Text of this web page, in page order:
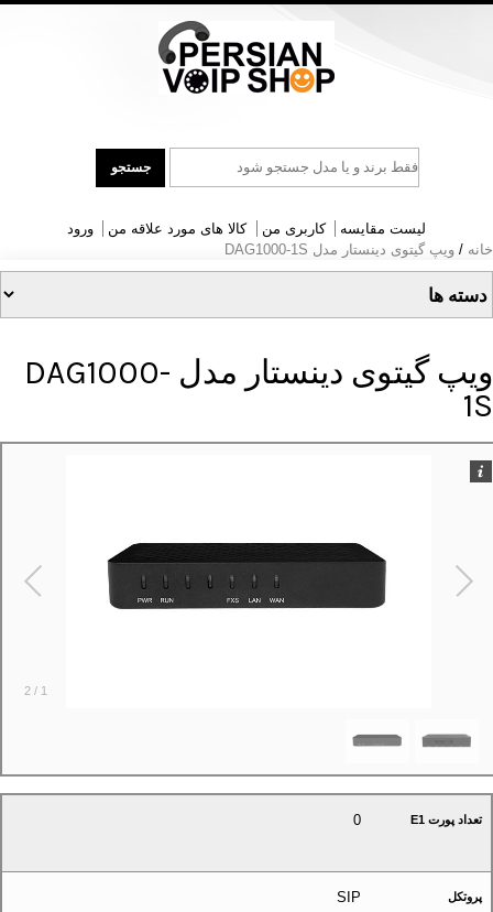
جست
و
جستجو
لیست مقایسه کاربری من کالا های مورد علاقه من
ورود
خانه / ویپ گیتوی دینستار مدل DAG1000-1S
ویپ گیتوی دینستار مدل DAG1000-
1S
1
/
2
تعداد پورت E1 0
پروتکل SIP